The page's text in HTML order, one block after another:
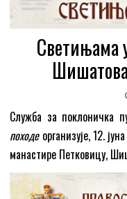
Светињама
Служба за поклоничка
походеорганизује, 12.
манастире Петковицу,